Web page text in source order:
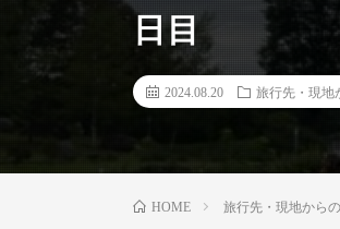
日目
2024.08.20 旅行先・現地
HOME 旅行先・現地から